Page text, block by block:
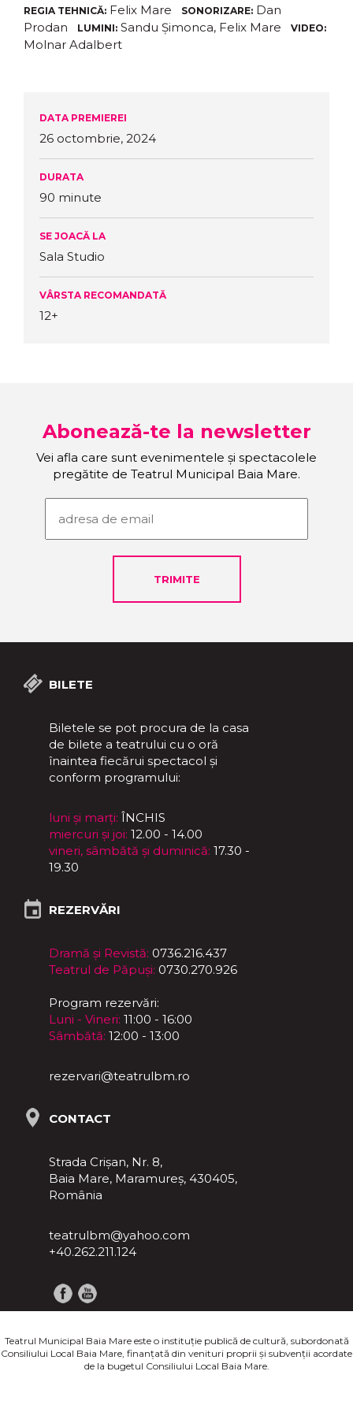
REGIA TEHNICĂ: Felix Mare SONORIZARE: Dan
Prodan
LUMINI: Sandu Șimonca, Felix Mare VIDEO:
Molnar Adalbert
DATA PREMIEREI
26 octombrie, 2024
DURATA
90 minute
SE JOACĂ LA
Sala Studio
VÂRSTA RECOMANDATĂ
12+
Abonează-te la newsletter
Vei afla care sunt evenimentele și spectacolele
pregătite de Teatrul Municipal Baia Mare.
BILETE
Biletele se pot procura de la casa
de bilete a teatrului cu o oră
înaintea fiecărui spectacol și
conform programului:
luni și marți: ÎNCHIS
miercuri și joi: 12.00 - 14.00
vineri, sâmbătă și duminică: 17.30 -
19.30
REZERVĂRI
Dramă și Revistă: 0736.216.437
Teatrul de Păpuși: 0730.270.926
Program rezervări:
Luni - Vineri: 11:00 - 16:00
Sâmbătă: 12:00 - 13:00
rezervari@teatrulbm.ro
CONTACT
Strada Crișan, Nr. 8,
Baia Mare, Maramureş, 430405,
România
teatrulbm@yahoo.com
+40.262.211.124
Teatrul Municipal Baia Mare este o instituţie publică de cultură, subordonată
Consiliului Local Baia Mare, finanţată din venituri proprii şi subvenţii acordate
de la bugetul Consiliului Local Baia Mare.